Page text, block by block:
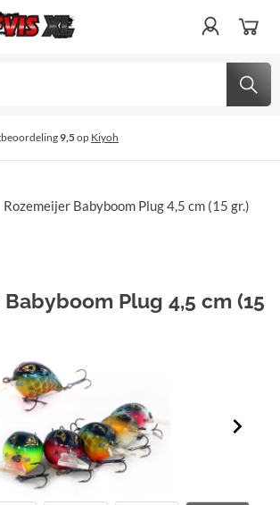
bij € 75goed? Geld terug
9,5op Kiyoh
Rozemeijer Babyboom Plug 4,5 cm (15 gr.)
Plug 4,5 cm (15